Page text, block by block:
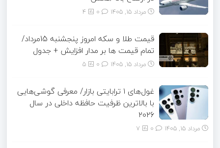
مرداد ۱۵, ۱۴۰۵ 4
قیمت طلا و سکه امروز پنجشنبه 15مرداد/
تمام قیمت ها بر مدار افزایش + جدول
مرداد ۱۵, ۱۴۰۵ 5
غول‌های ۱ ترابایتی بازار/ معرفی گوشی‌هایی
با بالاترین ظرفیت حافظه داخلی در سال
۲۰۲۶
مرداد ۱۵, ۱۴۰۵ 7